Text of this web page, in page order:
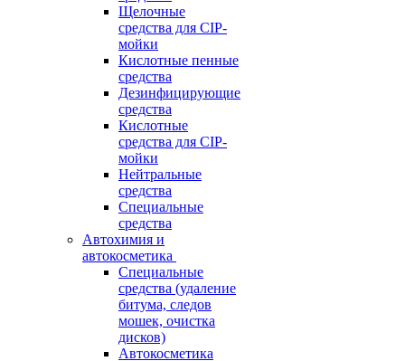
Щелочные
средства для CIP-
мойки
Кислотные пенные
средства
Дезинфицирующие
средства
Кислотные
средства для CIP-
мойки
Нейтральные
средства
Специальные
средства
Автохимия и
автокосметика
Специальные
средства (удаление
битума, следов
мошек, очистка
дисков)
Автокосметика